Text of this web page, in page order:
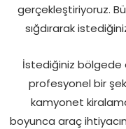
gerçekleştiriyoruz.
sığdırarak
İstediğiniz bölgede
profesyonel bir
kamyonet
boyunca araç